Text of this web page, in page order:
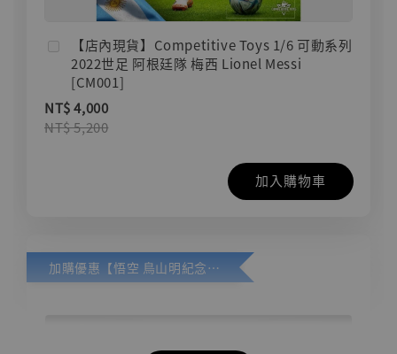
【店內現貨】Competitive Toys 1/6 可動系列
2022世足 阿根廷隊 梅西 Lionel Messi
[CM001]
NT$ 4,000
NT$ 5,200
加入購物車
加購優惠【悟空 鳥山明紀念款 [奇蹟工作室]】